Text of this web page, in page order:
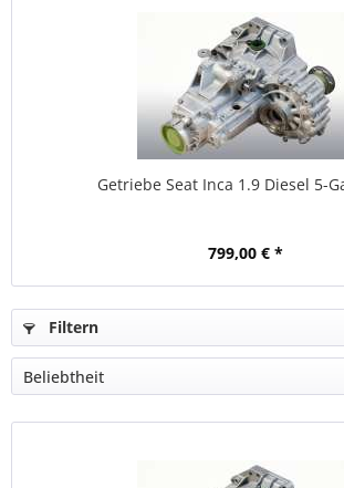
Getriebe Seat Inca 1.9 Diesel 5-
799,00 € *
Filtern